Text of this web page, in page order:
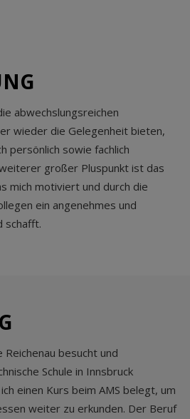
abwechslungsreichen
wieder die Gelegenheit bieten,
persönlich sowie fachlich
großer Pluspunkt ist das
mich motiviert und durch die
ein angenehmes und
schafft.
besucht und
Schule in Innsbruck
einen Kurs beim AMS belegt, um
weiter zu erkunden. Der Beruf